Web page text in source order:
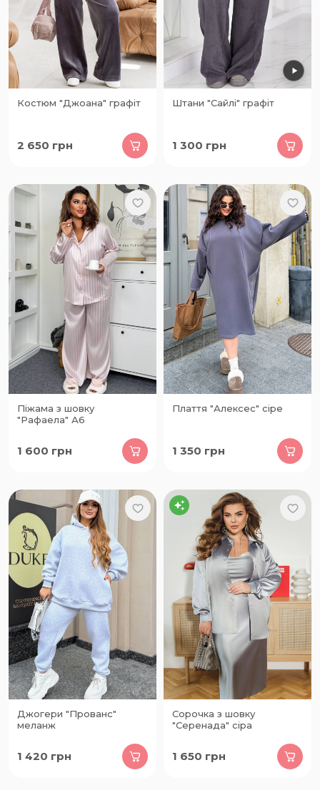
Костюм "Джоана" графіт
2 650 грн
Штани "Сайлі" графіт
1 300 грн
Піжама з шовку
"Рафаела" А6
1 600 грн
Плаття "Алексес" сіре
1 350 грн
Джогери "Прованс"
меланж
1 420 грн
Сорочка з шовку
"Серенада" сіра
1 650 грн